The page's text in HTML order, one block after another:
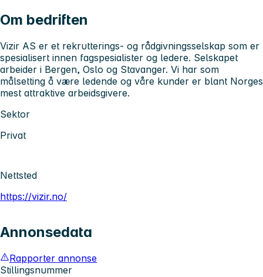
Om bedriften
Vizir AS er et rekrutterings- og rådgivningsselskap som er
spesialisert innen fagspesialister og ledere. Selskapet
arbeider i Bergen, Oslo og Stavanger. Vi har som
målsetting å være ledende og våre kunder er blant Norges
mest attraktive arbeidsgivere.
Sektor
Privat
Nettsted
https://vizir.no/
Annonsedata
Rapporter annonse
Stillingsnummer